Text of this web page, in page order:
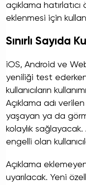
açıklama
eklenmesi için
Sınırlı Sayıda
iOS, Android ve Web
yeniliği test
kullanıcıların
Açıklama adı
yaşayan ya da
kolaylık
engelli olan
Açıklama
uyarılacak. Yeni